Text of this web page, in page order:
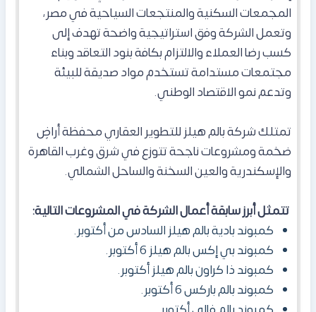
المجمعات السكنية والمنتجعات السياحية في مصر،
وتعمل الشركة وفق استراتيجية واضحة تهدف إلى
كسب رضا العملاء والالتزام بكافة بنود التعاقد وبناء
مجتمعات مستدامة تستخدم مواد صديقة للبيئة
وتدعم نمو الاقتصاد الوطني.
تمتلك شركة بالم هيلز للتطوير العقاري محفظة أراضٍ
ضخمة ومشروعات ناجحة تتوزع في شرق وغرب القاهرة
والإسكندرية والعين السخنة والساحل الشمالي.
تتمثل أبرز سابقة أعمال الشركة في المشروعات التالية:
كمبوند بادية بالم هيلز السادس من أكتوبر.
كمبوند بي إكس بالم هيلز 6 أكتوبر.
كمبوند ذا كراون بالم هيلز أكتوبر.
كمبوند بالم باركس 6 أكتوبر.